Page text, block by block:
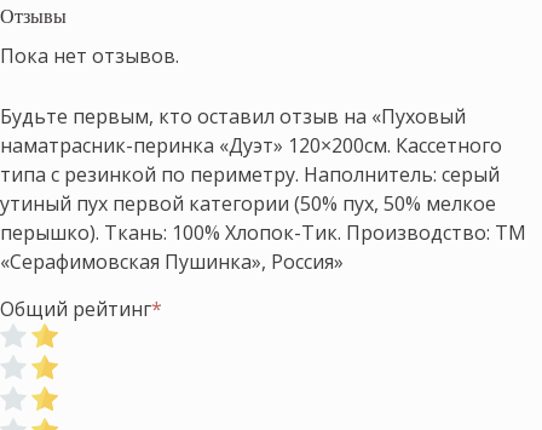
Отзывы
Пока нет отзывов.
Будьте первым, кто оставил отзыв на «Пуховый
наматрасник-перинка «Дуэт» 120×200см. Кассетного
типа с резинкой по периметру. Наполнитель: серый
утиный пух первой категории (50% пух, 50% мелкое
перышко). Ткань: 100% Хлопок-Тик. Производство: ТМ
«Серафимовская Пушинка», Россия»
Общий рейтинг*